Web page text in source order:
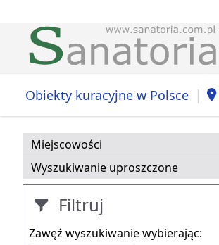
Obiekty kuracyjne w Polsce |
Miejscowości
Wyszukiwanie uproszczone
Filtruj
Zawęź wyszukiwanie wybierając: